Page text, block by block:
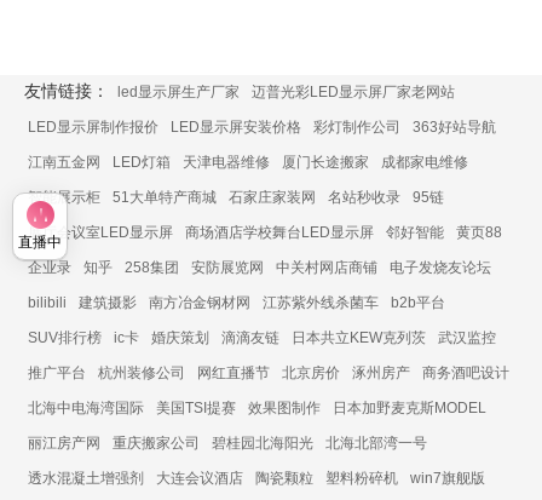
友情链接： led显示屏生产厂家 迈普光彩LED显示屏厂家老网站
LED显示屏制作报价 LED显示屏安装价格 彩灯制作公司 363好站导航
江南五金网 LED灯箱 天津电器维修 厦门长途搬家 成都家电维修
智能展示柜 51大单特产商城 石家庄家装网 名站秒收录 95链
展厅会议室LED显示屏 商场酒店学校舞台LED显示屏 邻好智能 黄页88
企业录 知乎 258集团 安防展览网 中关村网店商铺 电子发烧友论坛
bilibili 建筑摄影 南方冶金钢材网 江苏紫外线杀菌车 b2b平台
SUV排行榜 ic卡 婚庆策划 滴滴友链 日本共立KEW克列茨 武汉监控
推广平台 杭州装修公司 网红直播节 北京房价 涿州房产 商务酒吧设计
北海中电海湾国际 美国TSI提赛 效果图制作 日本加野麦克斯MODEL
丽江房产网 重庆搬家公司 碧桂园北海阳光 北海北部湾一号
透水混凝土增强剂 大连会议酒店 陶瓷颗粒 塑料粉碎机 win7旗舰版
直播中